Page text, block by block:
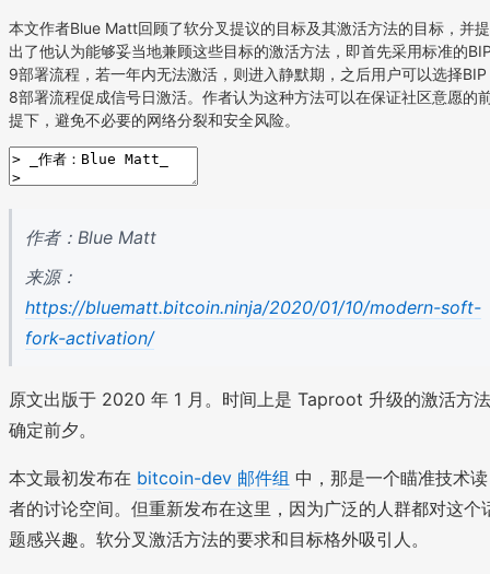
本文作者Blue Matt回顾了软分叉提议的目标及其激活方法的目标，并提
出了他认为能够妥当地兼顾这些目标的激活方法，即首先采用标准的
9部署流程，若一年内无法激活，则进入静默期，之后用户可以选择BIP
8部署流程促成信号日激活。作者认为这种方法可以在保证社区意愿的
提下，避免不必要的网络分裂和安全风险。
作者：Blue Matt
来源：
https://bluematt.bitcoin.ninja/2020/01/10/modern-soft-
fork-activation/
原文出版于 2020 年 1 月。时间上是 Taproot 升级的激活方法
确定前夕。
本文最初发布在 bitcoin-dev 邮件组 中，那是一个瞄准技术读
者的讨论空间。但重新发布在这里，因为广泛的人群都对这个
题感兴趣。软分叉激活方法的要求和目标格外吸引人。